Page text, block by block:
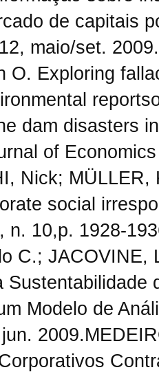
de capitais
maio/set.
O. Exploring
dam disasters
of
Nick;
social
n. 10,p. 1928-
C.; JACOVINE,
Sustentabilidade
Modelo de